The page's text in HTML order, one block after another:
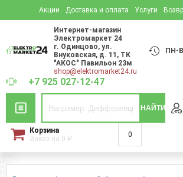
Акции Доставка и оплата Услуги
Интернет-магазин
Электромаркет 24
г. Одинцово,ул.
Внуковская, д. 11 , ТК
"АКОС" Павильон 23м
shop@elektromarket24.ru
ПН-
+7 925 027-12-47
НАЙТИ
Корзина
Заказ на 0 ₽ 0